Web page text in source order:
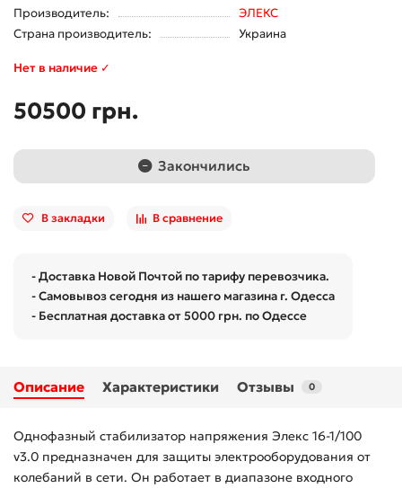
Производитель:
ЭЛЕКС
Страна производитель:
Украина
Нет в наличие ✓
50500 грн.
Закончились
В закладки В сравнение
- Доставка Новой Почтой по тарифу перевозчика.
- Самовывоз сегодня из нашего магазина г. Одесса
- Бесплатная доставка от 5000 грн. по Одессе
Описание Характеристики Отзывы 0
Однофазный стабилизатор напряжения Элекс 16-1/100
v3.0 предназначен для защиты электрооборудования от
колебаний в сети. Он работает в диапазоне входного